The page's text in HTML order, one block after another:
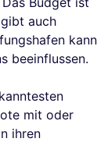
auch
kann
beeinflussen.
mit oder
ihren